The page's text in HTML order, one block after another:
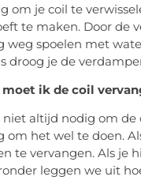
om je coil te
te maken. Door de
weg spoelen met
droog je de
moet ik de coil
niet altijd nodig om
om het wel te doen.
te vervangen. Als je
leggen we uit